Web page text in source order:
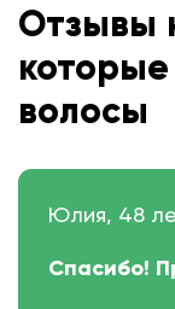
Отзывы
волосы
Юлия, 48
Спасибо!